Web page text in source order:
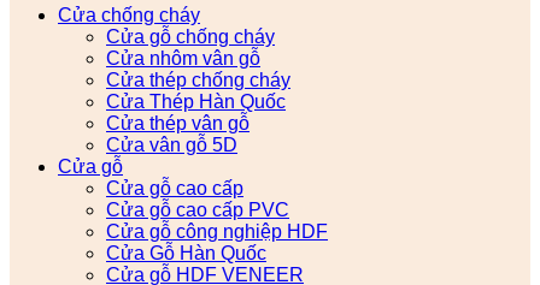
Cửa chống cháy
Cửa gỗ chống cháy
Cửa nhôm vân gỗ
Cửa thép chống cháy
Cửa Thép Hàn Quốc
Cửa thép vân gỗ
Cửa vân gỗ 5D
Cửa gỗ
Cửa gỗ cao cấp
Cửa gỗ cao cấp PVC
Cửa gỗ công nghiệp HDF
Cửa Gỗ Hàn Quốc
Cửa gỗ HDF VENEER